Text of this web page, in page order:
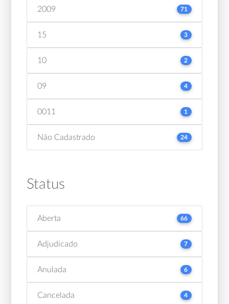
2009 71
15 3
10 2
09 4
0011 1
Não Cadastrado 24
Status
Aberta 66
Adjudicado 7
Anulada 6
Cancelada 4